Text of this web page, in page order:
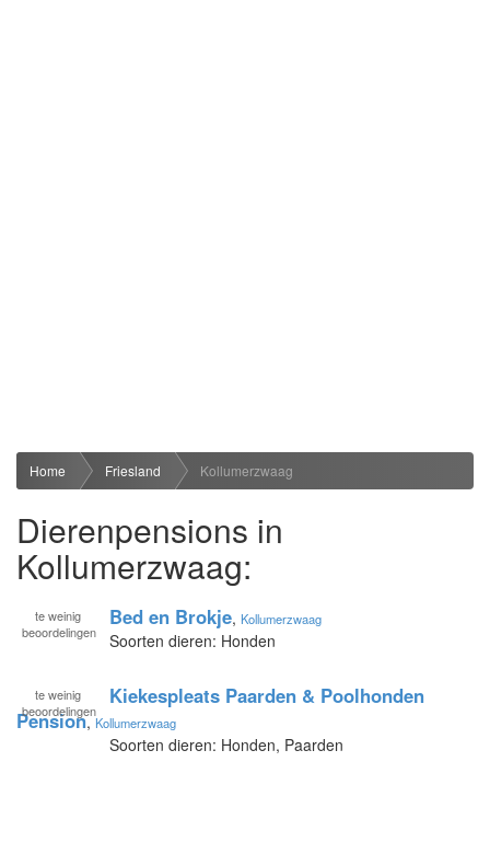
Home Friesland Kollumerzwaag
Dierenpensions in
Kollumerzwaag:
te weinig
beoordelingen
Bed en Brokje, Kollumerzwaag
Soorten dieren: Honden
te weinig
beoordelingen
Kiekespleats Paarden & Poolhonden
Pension,Kollumerzwaag
Soorten dieren: Honden, Paarden